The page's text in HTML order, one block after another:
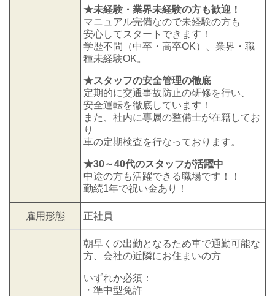
★未経験・業界未経験の方も歓迎！
マニュアル完備なので未経験の方も
安心してスタートできます！
学歴不問（中卒・高卒OK）、業界・職
種未経験OK。
★スタッフの安全管理の徹底
定期的に交通事故防止の研修を行い、
安全運転を徹底しています！
また、社内に専属の整備士が在籍してお
り
車の定期検査を行なっております。
★30～40代のスタッフが活躍中
中途の方も活躍できる職場です！！
勤続1年で祝い金あり！
雇用形態 正社員
朝早くの出勤となるため車で通勤可能な
方、会社の近隣にお住まいの方
いずれか必須：
・準中型免許